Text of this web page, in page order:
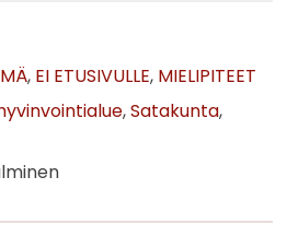
EI ETUSIVULLE MIELIPITEET
Satakunta